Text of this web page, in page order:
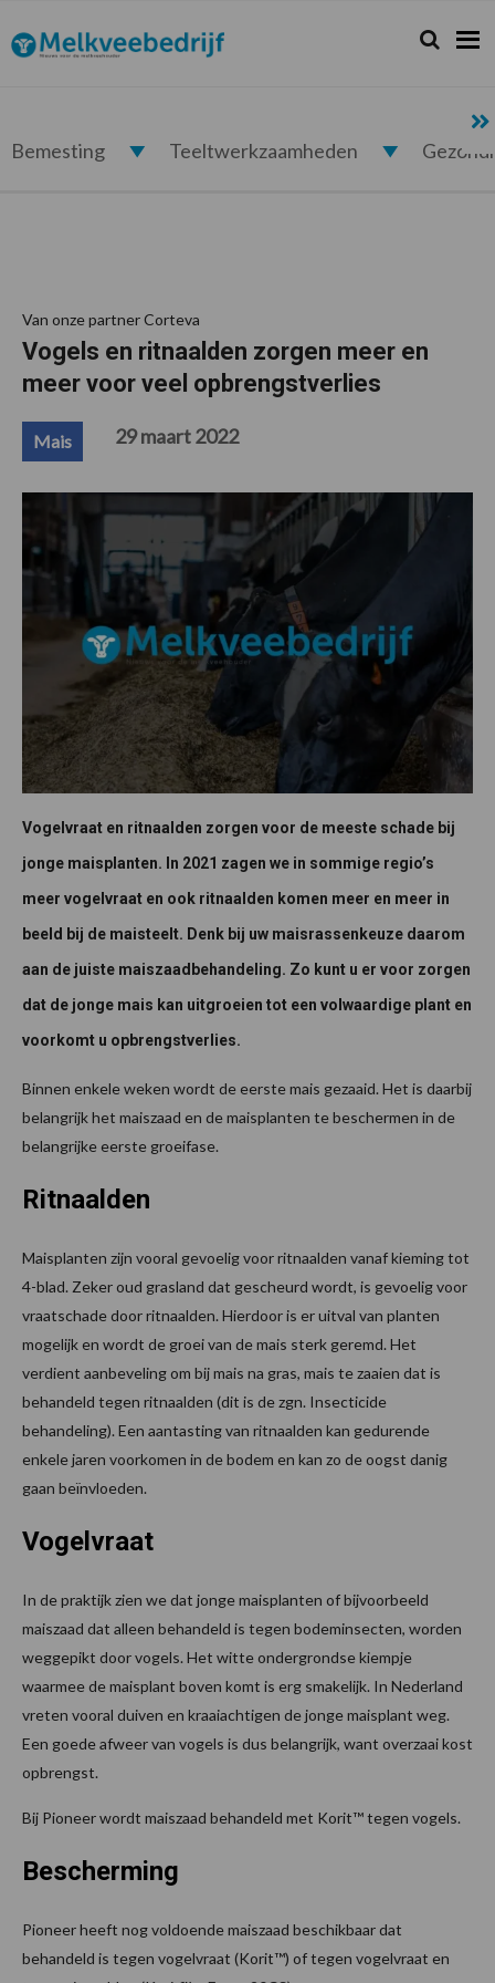
de
hoofdnavigatie
de
hoofd
de
eerste
de
voettekst
Melkveebedrijf.nl Zoeken...
Zoek
Bemesting Teeltwerkzaamheden
Van onze partner Corteva
Vogels en ritnaalden zorgen meer en
meer voor veel opbrengstverlies
Mais 29 maart 2022
Vogelvraat en ritnaalden zorgen voor de meeste schade bij
jonge maisplanten. In 2021 zagen we in sommige regio’s
meer vogelvraat en ook ritnaalden komen meer en meer in
beeld bij de maisteelt. Denk bij uw maisrassenkeuze daarom
aan de juiste maiszaadbehandeling. Zo kunt u er voor zorgen
dat de jonge mais kan uitgroeien tot een volwaardige plant en
voorkomt u opbrengstverlies.
Binnen enkele weken wordt de eerste mais gezaaid. Het is daarbij
belangrijk het maiszaad en de maisplanten te beschermen in de
belangrijke eerste groeifase.
Ritnaalden
Maisplanten zijn vooral gevoelig voor ritnaalden vanaf kieming tot
4-blad. Zeker oud grasland dat gescheurd wordt, is gevoelig voor
vraatschade door ritnaalden. Hierdoor is er uitval van planten
mogelijk en wordt de groei van de mais sterk geremd. Het
verdient aanbeveling om bij mais na gras, mais te zaaien dat is
behandeld tegen ritnaalden (dit is de zgn. Insecticide
behandeling). Een aantasting van ritnaalden kan gedurende
enkele jaren voorkomen in de bodem en kan zo de oogst danig
gaan beïnvloeden.
Vogelvraat
In de praktijk zien we dat jonge maisplanten of bijvoorbeeld
maiszaad dat alleen behandeld is tegen bodeminsecten, worden
weggepikt door vogels. Het witte ondergrondse kiempje
waarmee de maisplant boven komt is erg smakelijk. In Nederland
vreten vooral duiven en kraaiachtigen de jonge maisplant weg.
Een goede afweer van vogels is dus belangrijk, want overzaai kost
opbrengst.
Bij Pioneer wordt maiszaad behandeld met Korit™ tegen vogels.
Bescherming
Pioneer heeft nog voldoende maiszaad beschikbaar dat
behandeld is tegen vogelvraat (Korit™) of tegen vogelvraat en